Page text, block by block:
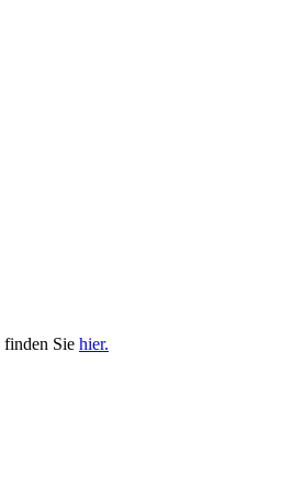
finden Sie hier.